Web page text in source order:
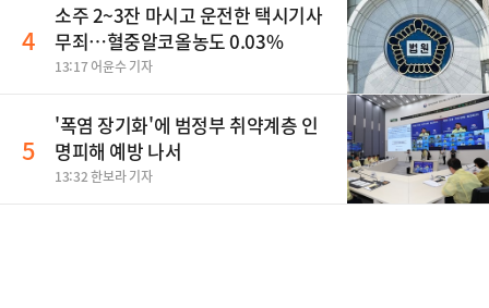
4
소주 2~3잔 마시고 운전한 택시기사
무죄…혈중알코올농도 0.03%
13:17 어윤수 기자
5
'폭염 장기화'에 범정부 취약계층 인
명피해 예방 나서
13:32 한보라 기자